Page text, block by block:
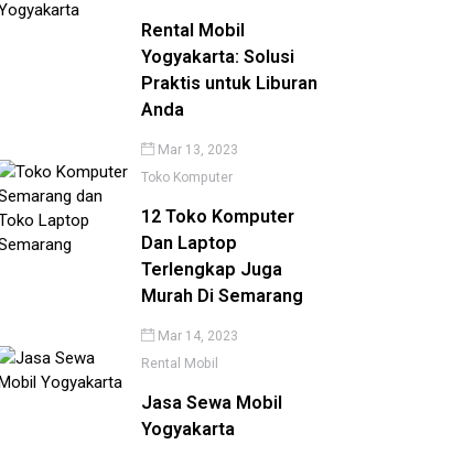
Rental Mobil
Yogyakarta: Solusi
Praktis untuk Liburan
Anda
Mar 13, 2023
Toko Komputer
12 Toko Komputer
Dan Laptop
Terlengkap Juga
Murah Di Semarang
Mar 14, 2023
Rental Mobil
Jasa Sewa Mobil
Yogyakarta